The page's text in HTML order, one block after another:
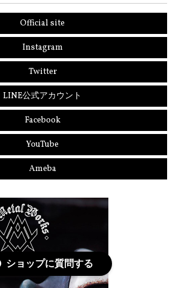
Official site
Instagram
Twitter
LINE公式アカウント
Facebook
YouTube
Ameba
ショップに質問する